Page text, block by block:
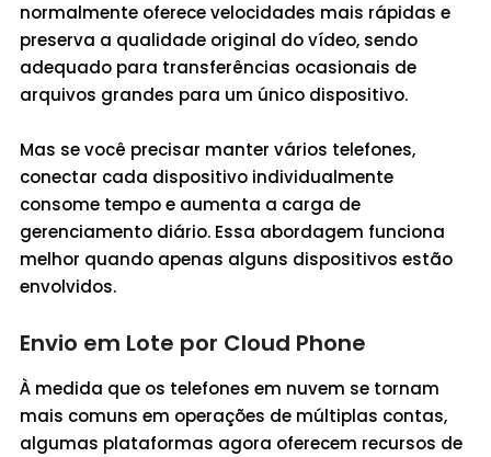
normalmente oferece velocidades mais rápidas e
preserva a qualidade original do vídeo, sendo
adequado para transferências ocasionais de
arquivos grandes para um único dispositivo.
Mas se você precisar manter vários telefones,
conectar cada dispositivo individualmente
consome tempo e aumenta a carga de
gerenciamento diário. Essa abordagem funciona
melhor quando apenas alguns dispositivos estão
envolvidos.
Envio em Lote por Cloud Phone
À medida que os telefones em nuvem se tornam
mais comuns em operações de múltiplas contas,
algumas plataformas agora oferecem recursos de